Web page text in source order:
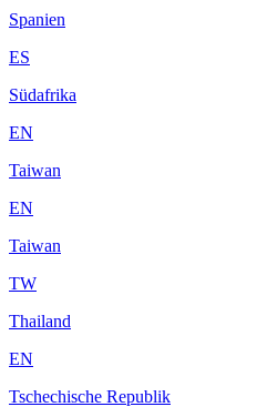
Spanien
ES
Südafrika
EN
Taiwan
EN
Taiwan
TW
Thailand
EN
Tschechische Republik